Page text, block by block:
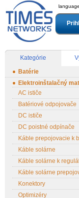
Kategórie
Batérie
Elektroinštalačný
AC ističe
Batériové odpojovače
DC ističe
DC poistné odpínače
Káble prepojovacie k
Káble solárne
Káble solárne k
Káble solárne
Konektory
Optimizéry